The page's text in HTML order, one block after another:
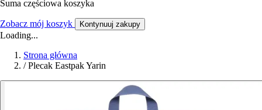
Suma częściowa koszyka
Zobacz mój koszyk Kontynuuj zakupy
Loading...
Strona główna
/ Plecak Eastpak Yarin